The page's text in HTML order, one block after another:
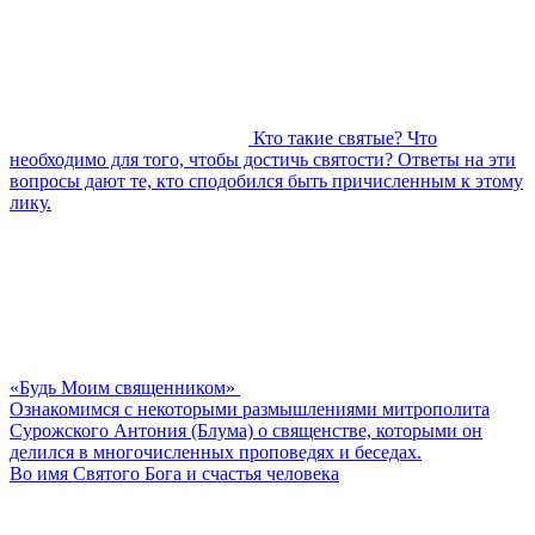
Кто такие святые? Что
необходимо для того, чтобы достичь святости? Ответы на эти
вопросы дают те, кто сподобился быть причисленным к этому
лику.
«Будь Моим священником»
Ознакомимся с некоторыми размышлениями митрополита
Сурожского Антония (Блума) о священстве, которыми он
делился в многочисленных проповедях и беседах.
Во имя Святого Бога и счастья человека